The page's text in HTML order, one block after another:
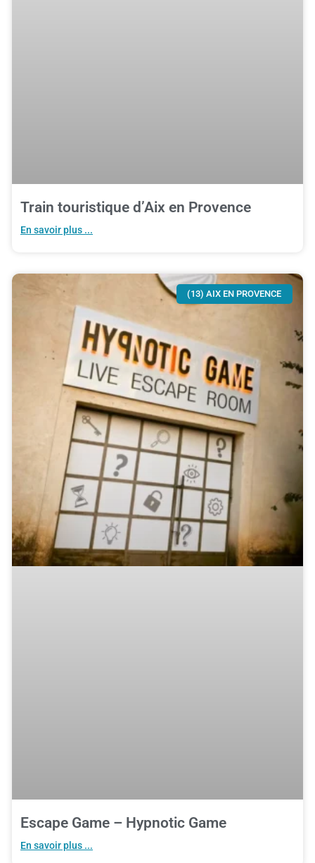
Train touristique d’Aix en Provence
En savoir plus ...
(13) AIX EN PROVENCE
Escape Game – Hypnotic Game
En savoir plus ...